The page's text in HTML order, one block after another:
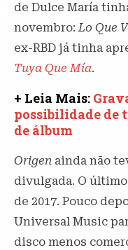
de Dulce María
novembro:Lo Que
ex-RBD já tinha
Tuya Que Mía.
+ Leia Mais:
possibilidade de
de álbum
Origen ainda não
divulgada. O
de 2017. Pouco
Universal Music
disco menos